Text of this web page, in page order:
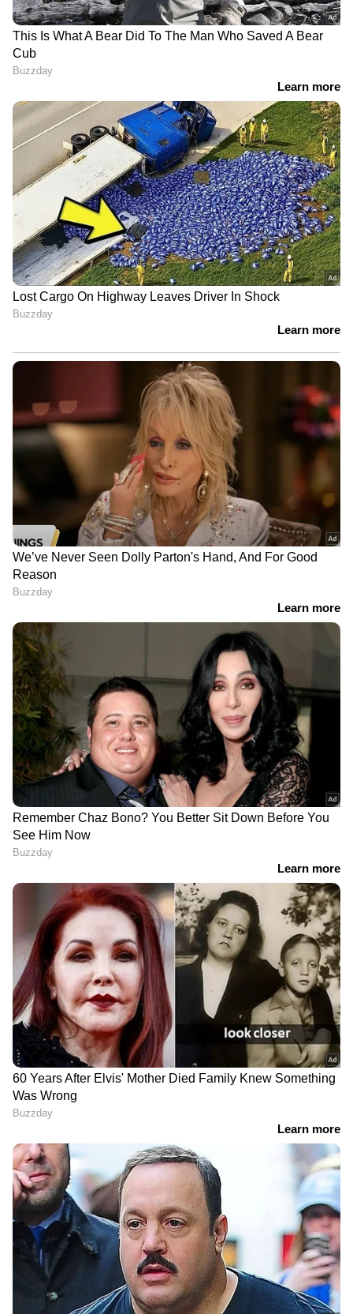
പിന്തുണച്ച് സരിത
ബാലകൃഷ്ണൻ
സമരത്തിൽ നിന്ന് പിന്നോട്ടില്ല;
തൃശൂരിൽ യുവമോർച്ച പ്രതിഷേധം
പ്രതിപക്ഷ വികാരം അമിത് ഷായെ
അറിയിക്കണം; നിർദേശം നൽകി
രാജ്യസഭ അധ്യക്ഷൻ | Amit shah |
Rajyasabha